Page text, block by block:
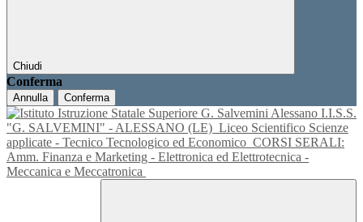
Chiudi
Conferma
Annulla Conferma
I.I.S.S.
"G. SALVEMINI" - ALESSANO (LE) Liceo Scientifico Scienze
applicate - Tecnico Tecnologico ed Economico CORSI SERALI:
Amm. Finanza e Marketing - Elettronica ed Elettrotecnica -
Meccanica e Meccatronica